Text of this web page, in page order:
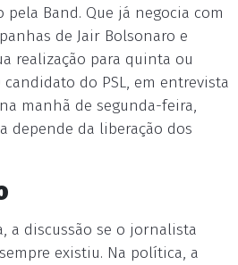
pela Band. Que já negocia com
de Jair Bolsonaro e
realização para quinta ou
candidato do PSL, em entrevista
manhã de segunda-feira,
depende da liberação dos
a discussão se o jornalista
existiu. Na política, a